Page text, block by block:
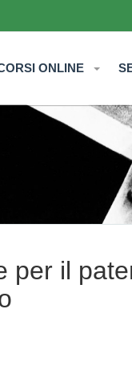
ONLINE
per il